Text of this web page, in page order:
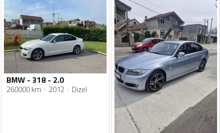
BMW - 318 - 2.0
260000 km 2012 Dizel